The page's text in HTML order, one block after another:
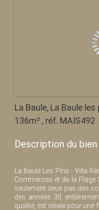
La Baule, La Baule
136m² , réf. MAIS492
Description du bien
La Baule Les Pins - Villa
Commerces et de la Plage
seulement deux pas des
des années 30,
qualité, est idéale pour une